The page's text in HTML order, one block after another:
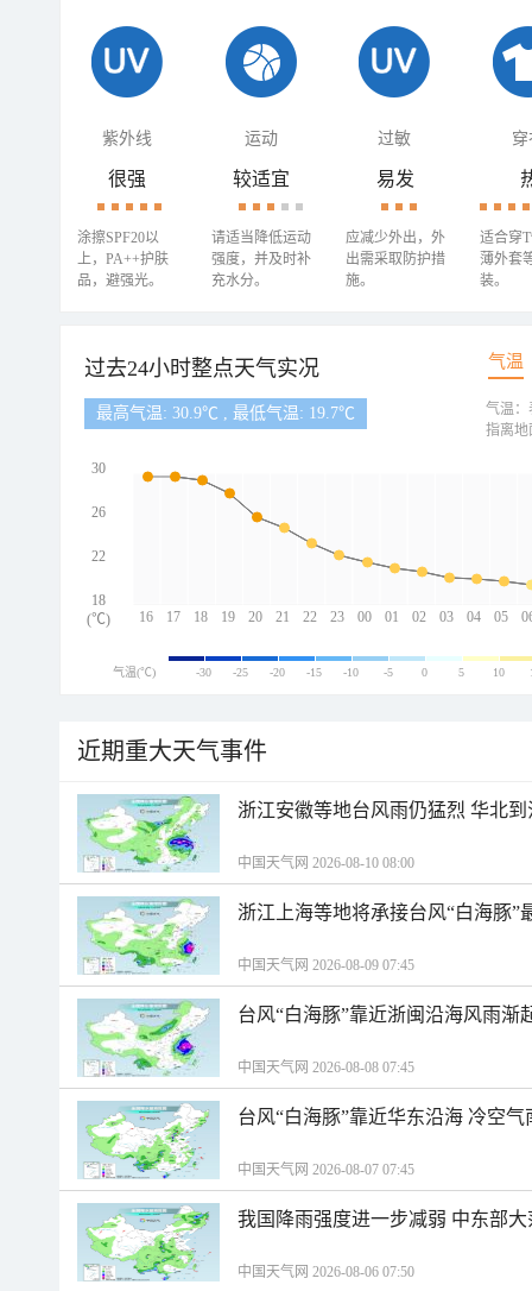
紫外线 运动 过敏 穿
很强
涂擦SPF20以
上，PA++护肤
品，避强光。
较适宜
请适当降低运动
强度，并及时补
充水分。
易发
应减少外出，外
出需采取防护措
施。
适合穿
薄外套
装。
过去24小时整点天气实况 气温
最高气温: 30.9℃ , 最低气温: 19.7℃
16 17 18 19 20 21 22 23 00 01 02 03 04 05
30
26
22
18
(℃)
气温：
指离地
气温(℃) -30 -25 -20 -15 -10 -5 0 5 10
近期重大天气事件
浙江安徽等地台风雨仍猛烈 华北
中国天气网 2026-08-10 08:00
浙江上海等地将承接台风“白海豚”
中国天气网 2026-08-09 07:45
台风“白海豚”靠近浙闽沿海风雨渐
中国天气网 2026-08-08 07:45
台风“白海豚”靠近华东沿海 冷空
中国天气网 2026-08-07 07:45
我国降雨强度进一步减弱 中东部
中国天气网 2026-08-06 07:50